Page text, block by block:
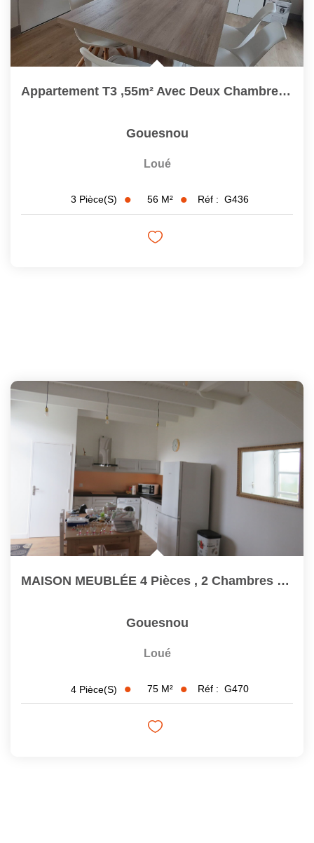
Appartement T3 ,55m² Avec Deux Chambres, Gouesnou
Gouesnou
Loué
3 Pièce(s) 56 M² Réf : G436
MAISON MEUBLÉE 4 Pièces , 2 Chambres À GOUESNOU
Gouesnou
Loué
4 Pièce(s) 75 M² Réf : G470